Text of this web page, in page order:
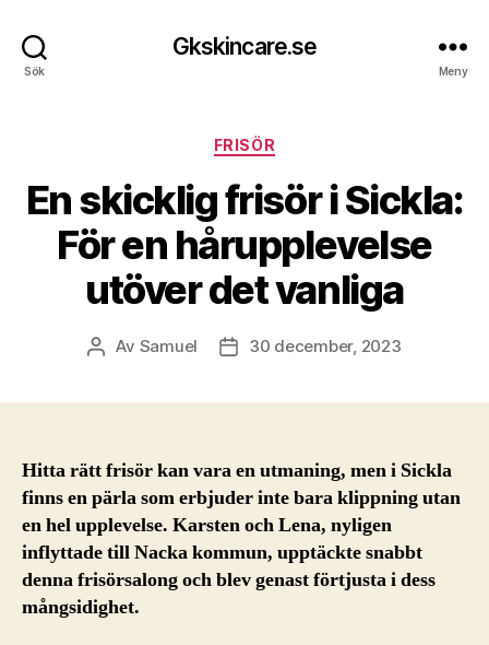
Sök
Gkskincare.se
Meny
Kategorier
FRISÖR
En skicklig frisör i Sickla:
För en hårupplevelse
utöver det vanliga
Inläggsförfattare
Av Samuel Inläggsdatum
30 december, 2023
Hitta rätt frisör kan vara en utmaning, men i Sickla
finns en pärla som erbjuder inte bara klippning utan
en hel upplevelse. Karsten och Lena, nyligen
inflyttade till Nacka kommun, upptäckte snabbt
denna frisörsalong och blev genast förtjusta i dess
mångsidighet.